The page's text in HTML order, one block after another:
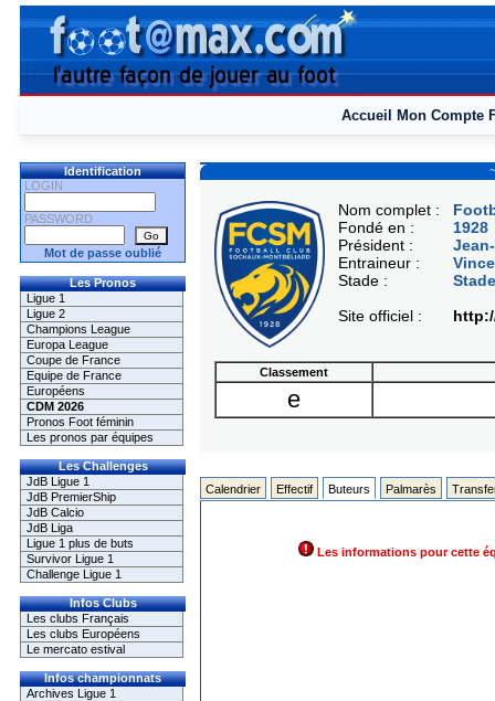
Accueil Mon Compte
Identification
LOGIN
PASSWORD
Mot de passe oublié
Les Pronos
Ligue 1
Ligue 2
Champions League
Europa League
Coupe de France
Equipe de France
Européens
CDM 2026
Pronos Foot féminin
Les pronos par équipes
Les Challenges
JdB Ligue 1
JdB PremierShip
JdB Calcio
JdB Liga
Ligue 1 plus de buts
Survivor Ligue 1
Challenge Ligue 1
Infos Clubs
Les clubs Français
Les clubs Européens
Le mercato estival
Infos championnats
Archives Ligue 1
Nom complet :
Fondé en :
Président :
Entraineur :
Stade :
Site officiel :
1928
Classement
e
Calendrier Effectif Buteurs Palmarès
Les informations pour cette